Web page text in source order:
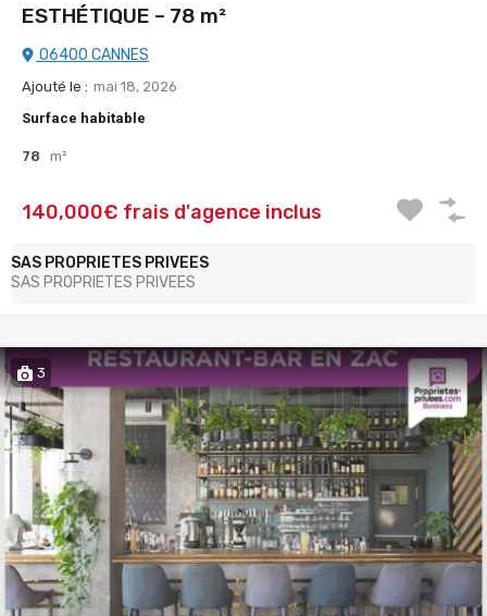
ESTHÉTIQUE – 78 m²
06400 CANNES
Ajouté le : mai 18, 2026
Surface habitable
78 m²
140,000€ frais d'agence inclus
SAS PROPRIETES PRIVEES
SAS PROPRIETES PRIVEES
3